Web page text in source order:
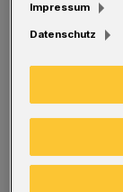
des
Dienstag
Impressum
Datenschutz